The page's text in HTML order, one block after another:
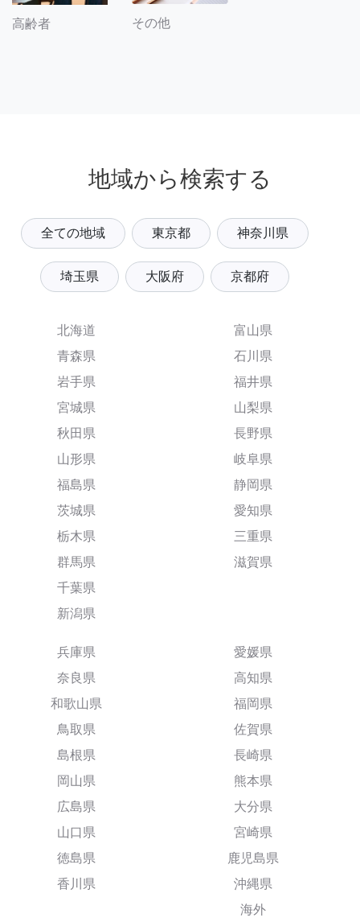
高齢者 その他
地域から検索する
全ての地域 東京都 神奈川県
埼玉県 大阪府 京都府
北海道
青森県
岩手県
宮城県
秋田県
山形県
福島県
茨城県
栃木県
群馬県
千葉県
新潟県
富山県
石川県
福井県
山梨県
長野県
岐阜県
静岡県
愛知県
三重県
滋賀県
兵庫県
奈良県
和歌山県
鳥取県
島根県
岡山県
広島県
山口県
徳島県
香川県
愛媛県
高知県
福岡県
佐賀県
長崎県
熊本県
大分県
宮崎県
鹿児島県
沖縄県
海外